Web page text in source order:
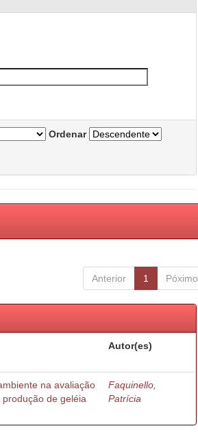
Ordenar
Anterior 1 Póximo
Autor(es)
na avaliação
de geléia
Faquinello,
Patrícia